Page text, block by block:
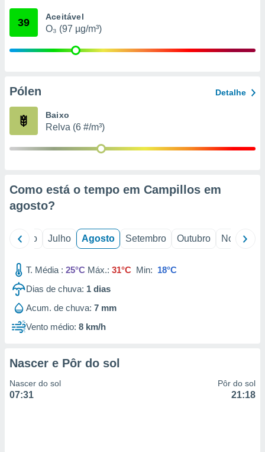
através
estudos
1199
39 Aceitável
O₃ (97 µg/m³)
Pólen Detalhe
Baixo
Relva (6 #/m³)
Como está o tempo em Campillos em
agosto?
Junho Julho Agosto Setembro Outubro Novembro
T. Média : 25°C Máx.: 31°C Min: 18°C
Dias de chuva: 1 dias
Acum. de chuva: 7 mm
Vento médio: 8 km/h
Nascer e Pôr do sol
Nascer do sol
07:31
Pôr do sol
21:18